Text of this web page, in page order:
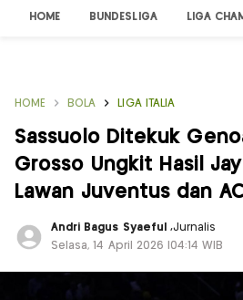
HOME BUNDESLIGA LIGA
HOME BOLA LIGA ITALIA
Sassuolo Ditekuk
Grosso Ungkit Hasil
Lawan Juventus dan
Andri Bagus Syaeful ,Jurnalis
Selasa, 14 April 2026 |04:14 WIB